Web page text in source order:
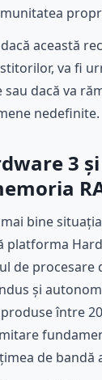
această
va fi
dacă va
nedefinite.
3
bine
platforma
de procesare
și
între
de bandă